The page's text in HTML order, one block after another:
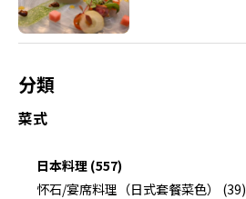
分類
菜式
日本料理 (557)
怀石/宴席料理（日式套餐菜色） (39)